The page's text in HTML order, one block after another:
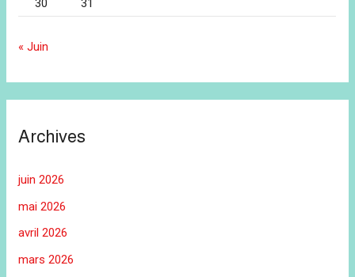
30
31
« Juin
Archives
juin 2026
mai 2026
avril 2026
mars 2026